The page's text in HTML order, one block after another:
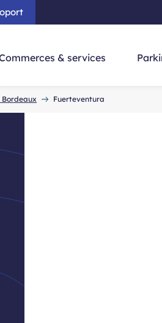
principal - Aller à la
& services
Bordeaux Fuerteventura